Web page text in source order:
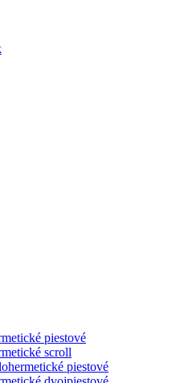
piestové
scroll
piestové